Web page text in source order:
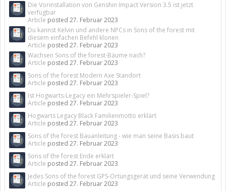
Die Vorinstallation von Genshin Impact Version 3.5 ist jetzt
verfügbar
Article posted 27. Februar 2023
Du kannst Kelvin und andere NPCs in Sons of the forest mit
diesem einfachen Befehl klonen
Article posted 27. Februar 2023
Wachsen Sons of the forest-Bäume nach?
Article posted 27. Februar 2023
Sons of the forest Modern Axe Standort
Article posted 27. Februar 2023
Ist Hogwarts-Legacy ein Mehrspieler-Spiel?
Article posted 27. Februar 2023
Hogwarts Legacy Black Familienmotto erklärt
Article posted 27. Februar 2023
Sons of the forest Bauanleitung - wie man seine Basis baut
Article posted 27. Februar 2023
Sons of the forest Ende erklärt
Article posted 27. Februar 2023
Jedes Sons of the forest GPS-Ortungsgerät und seine Verwendung
Article posted 27. Februar 2023